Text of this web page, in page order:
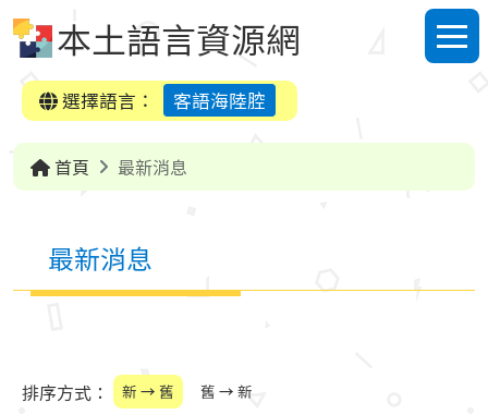
本土語言資源網
選單
選擇語言：
客語海陸腔
首頁 最新消息
最新消息
排序方式： 新 → 舊 舊 → 新